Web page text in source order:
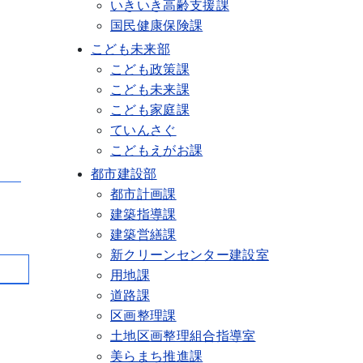
いきいき高齢支援課
国民健康保険課
こども未来部
こども政策課
こども未来課
こども家庭課
ていんさぐ
こどもえがお課
都市建設部
都市計画課
建築指導課
建築営繕課
新クリーンセンター建設室
用地課
道路課
区画整理課
土地区画整理組合指導室
美らまち推進課